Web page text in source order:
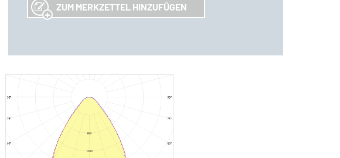
ZUM MERKZETTEL HINZUFÜGEN